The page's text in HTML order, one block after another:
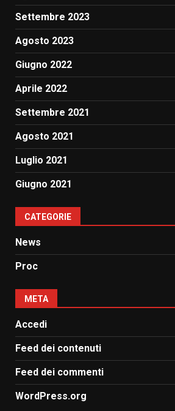
Settembre 2023
Agosto 2023
Giugno 2022
Aprile 2022
Settembre 2021
Agosto 2021
Luglio 2021
Giugno 2021
CATEGORIE
News
Proc
META
Accedi
Feed dei contenuti
Feed dei commenti
WordPress.org